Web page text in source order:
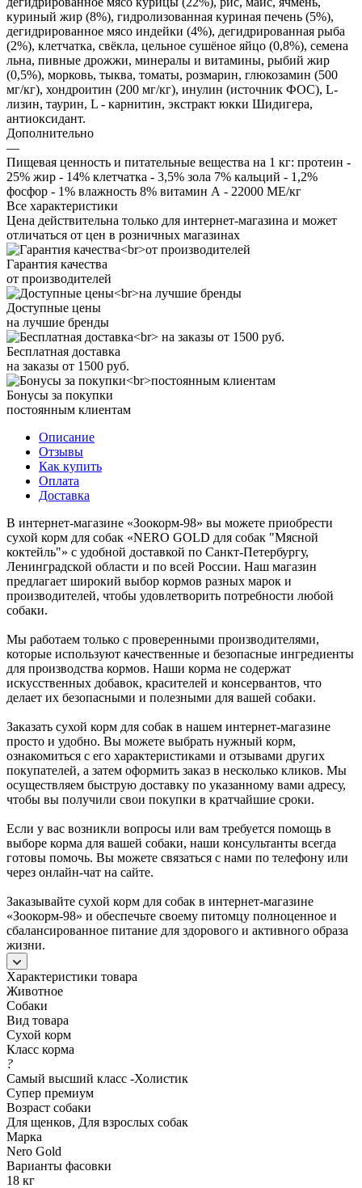
куриный жир (8%), гидролизованная куриная печень (5%),
дегидрированное мясо индейки (4%), дегидрированная рыба
(2%), клетчатка, свёкла, цельное сушёное яйцо (0,8%), семена
льна, пивные дрожжи, минералы и витамины, рыбий жир
(0,5%), морковь, тыква, томаты, розмарин, глюкозамин (500
мг/кг), хондроитин (200 мг/кг), инулин (источник ФОС), L-
лизин, таурин, L - карнитин, экстракт юкки Шидигера,
антиоксидант.
Дополнительно
—
Пищевая ценность и питательные вещества на 1 кг: протеин -
25% жир - 14% клетчатка - 3,5% зола 7% кальций - 1,2%
фосфор - 1% влажность 8% витамин А - 22000 МЕ/кг
Все характеристики
Цена действительна только для интернет-магазина и может
отличаться от цен в розничных магазинах
Гарантия качества
от производителей
Доступные цены
на лучшие бренды
Бесплатная доставка
на заказы от 1500 руб.
Бонусы за покупки
постоянным клиентам
Описание
Отзывы
Как купить
Оплата
Доставка
В интернет-магазине «Зоокорм-98» вы можете приобрести
сухой корм для собак «NERO GOLD для собак "Мясной
коктейль"» с удобной доставкой по Санкт-Петербургу,
Ленинградской области и по всей России. Наш магазин
предлагает широкий выбор кормов разных марок и
производителей, чтобы удовлетворить потребности любой
собаки.
Мы работаем только с проверенными производителями,
которые используют качественные и безопасные ингредиенты
для производства кормов. Наши корма не содержат
искусственных добавок, красителей и консервантов, что
делает их безопасными и полезными для вашей собаки.
Заказать сухой корм для собак в нашем интернет-магазине
просто и удобно. Вы можете выбрать нужный корм,
ознакомиться с его характеристиками и отзывами других
покупателей, а затем оформить заказ в несколько кликов. Мы
осуществляем быструю доставку по указанному вами адресу,
чтобы вы получили свои покупки в кратчайшие сроки.
Если у вас возникли вопросы или вам требуется помощь в
выборе корма для вашей собаки, наши консультанты всегда
готовы помочь. Вы можете связаться с нами по телефону или
через онлайн-чат на сайте.
Заказывайте сухой корм для собак в интернет-магазине
«Зоокорм-98» и обеспечьте своему питомцу полноценное и
сбалансированное питание для здорового и активного образа
жизни.
Характеристики товара
Животное
Собаки
Вид товара
Сухой корм
Класс корма
?
Самый высший класс -Холистик
Супер премиум
Возраст собаки
Для щенков, Для взрослых собак
Марка
Nero Gold
Варианты фасовки
18 кг